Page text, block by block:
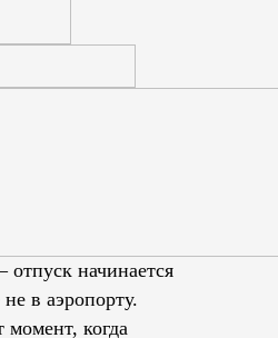
начинается
в аэропорту.
момент, когда